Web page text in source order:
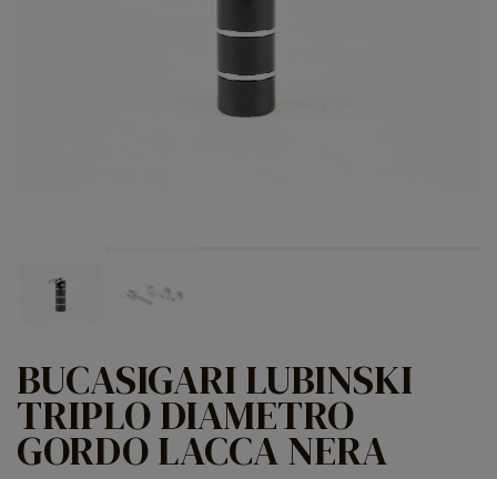
BUCASIGARI LUBINSKI
TRIPLO DIAMETRO
GORDO LACCA NERA